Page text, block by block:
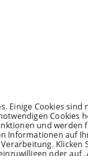
Einige Cookies
Cookies
und werden
Informationen auf
Klicken
oder auf